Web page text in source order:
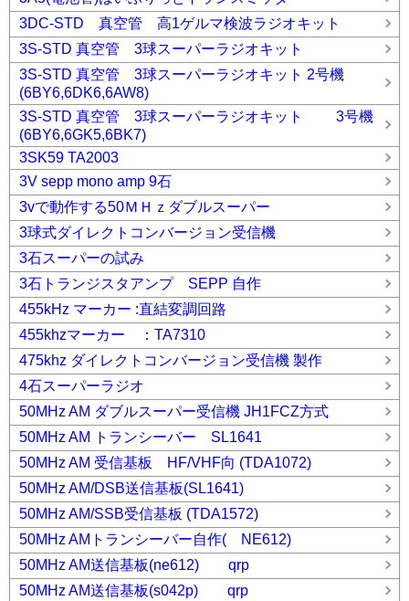
3DC-STD 真空管 高1ゲルマ検波ラジオキット
3S-STD 真空管 3球スーパーラジオキット
3S-STD 真空管 3球スーパーラジオキット 2号機
(6BY6,6DK6,6AW8)
3S-STD 真空管 3球スーパーラジオキット 3号機
(6BY6,6GK5,6BK7)
3SK59 TA2003
3V sepp mono amp 9石
3vで動作する50ＭＨｚダブルスーパー
3球式ダイレクトコンバージョン受信機
3石スーパーの試み
3石トランジスタアンプ SEPP 自作
455kHz マーカー :直結変調回路
455khzマーカー ：TA7310
475khz ダイレクトコンバージョン受信機 製作
4石スーパーラジオ
50MHz AM ダブルスーパー受信機 JH1FCZ方式
50MHz AM トランシーバー SL1641
50MHz AM 受信基板 HF/VHF向 (TDA1072)
50MHz AM/DSB送信基板(SL1641)
50MHz AM/SSB受信基板 (TDA1572)
50MHz AMトランシーバー自作( NE612)
50MHz AM送信基板(ne612) qrp
50MHz AM送信基板(s042p) qrp